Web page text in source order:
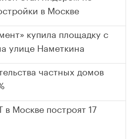
в Москве
купила площадку с
улице Наметкина
частных домов
Москве построят 17